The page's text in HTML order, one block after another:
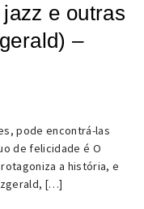
e outras
–
pode encontrá-las
de felicidade é O
a história, e
[…]